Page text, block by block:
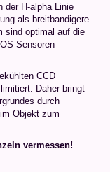
der H-alpha Linie
als breitbandigere
sind optimal auf die
Sensoren
CCD
Daher bringt
durch
Objekt zum
vermessen!